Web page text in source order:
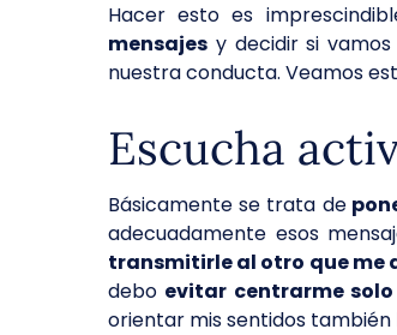
Hacer esto es
mensajes y decidir si
nuestra conducta. Veamos
Escucha
Básicamente se trata de
adecuadamente esos
transmitirle al otro que me
debo evitar centrarme
orientar mis sentidos